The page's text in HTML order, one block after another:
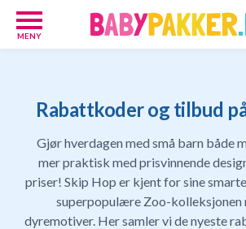
MENY
Rabattkoder og tilbud
Gjør hverdagen med små barn både
mer praktisk med prisvinnende
priser! Skip Hop er kjent for sine
superpopulære Zoo-kolleksjonen
dyremotiver. Her samler vi de nyeste
Velkomstgaver
for
barn
Foreldretilbud
Tilbud